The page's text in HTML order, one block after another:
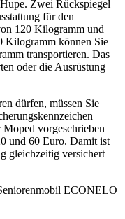
Zwei Rückspiegel
für den
120 Kilogramm und
Kilogramm können Sie
transportieren. Das
oder die Ausrüstung
dürfen, müssen Sie
vorgeschrieben
und 60 Euro. Damit ist
gleichzeitig versichert
ECONELO